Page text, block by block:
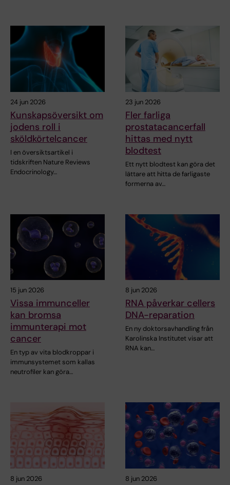
24 jun 2026
Kunskapsöversikt om
jodens roll i
sköldkörtelcancer
I en översiktsartikel i
tidskriften Nature Reviews
Endocrinology…
23 jun 2026
Fler farliga
prostatacancerfall
hittas med nytt
blodtest
Ett nytt blodtest kan göra det
lättare att hitta de farligaste
formerna av…
15 jun 2026
Vissa immunceller
kan bromsa
immunterapi mot
cancer
En typ av vita blodkroppar i
immunsystemet som kallas
neutrofiler kan göra…
8 jun 2026
RNA påverkar cellers
DNA-reparation
En ny doktorsavhandling från
Karolinska Institutet visar att
RNA kan…
8 jun 2026 8 jun 2026